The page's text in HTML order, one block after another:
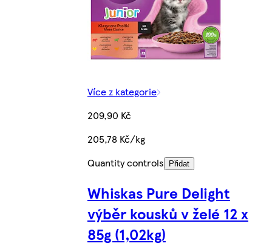
Více z kategorie
209,90 Kč
205,78 Kč/kg
Quantity controls
Přidat
Whiskas Pure Delight
výběr kousků v želé 12 x
85g (1,02kg)